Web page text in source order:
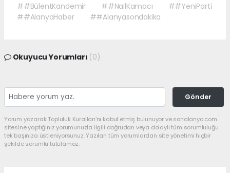
##BülentKandemir ##NailKamacı
##YeniParti
##AlanyaHaber
##Alanyasondakika
Okuyucu Yorumları (0)
Gönder
Yorum yazarak Topluluk Kuralları’nı kabul etmiş bulunuyor ve sonalanya.com
sitesine yaptığınız yorumunuzla ilgili doğrudan veya dolaylı tüm sorumluluğu
tek başınıza üstleniyorsunuz. Yazılan tüm yorumlardan site yönetimi hiçbir
şekilde sorumlu tutulamaz.